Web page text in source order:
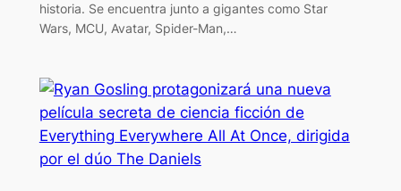
historia. Se encuentra junto a gigantes como Star
Wars, MCU, Avatar, Spider-Man,…